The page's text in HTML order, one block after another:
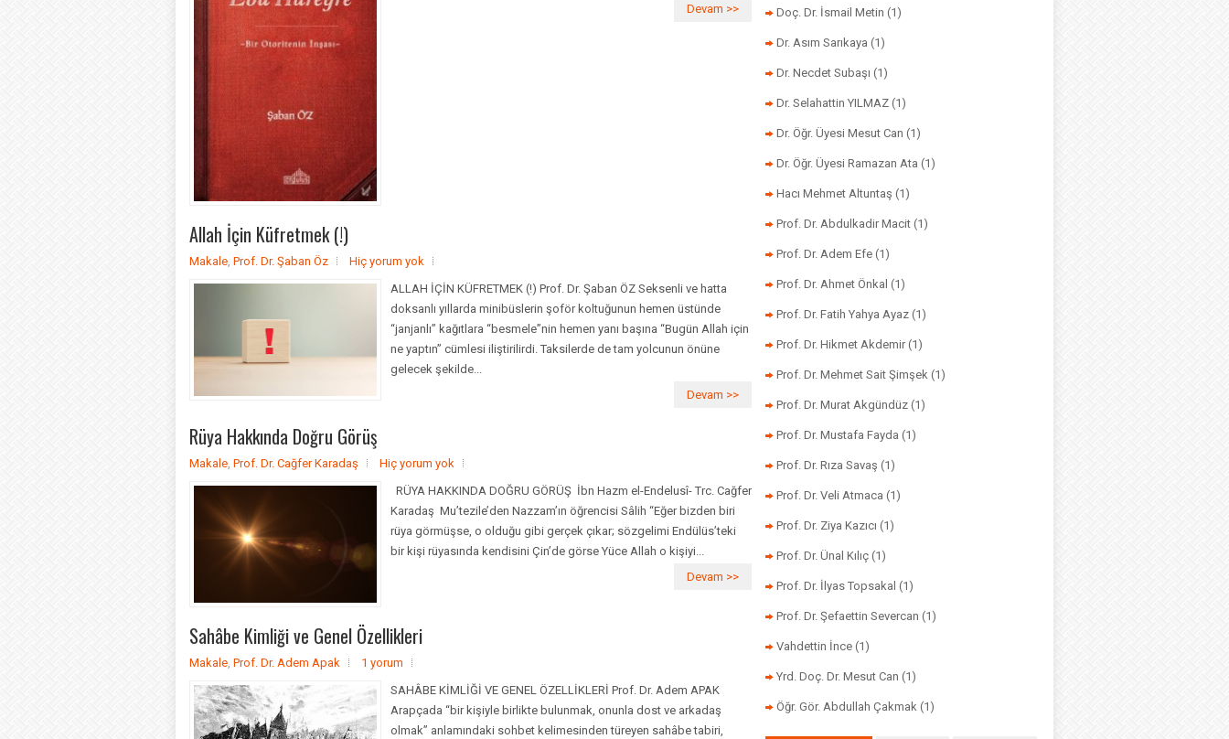
Devam >>
Allah İçin Küfretmek (!)
Makale, Prof. Dr. Şaban Öz
Hiç yorum yok
ALLAH İÇİN KÜFRETMEK (!) Prof. Dr. Şaban ÖZ Seksenli ve hatta
doksanlı yıllarda minibüslerin şoför koltuğunun hemen üstünde
“janjanlı” kağıtlara “besmele”nin hemen yanı başına “Bugün Allah için
ne yaptın” cümlesi iliştirilirdi. Taksilerde de tam yolcunun önüne
gelecek şekilde...
Devam >>
Rüya Hakkında Doğru Görüş
Makale, Prof. Dr. Cağfer Karadaş
Hiç yorum yok
RÜYA HAKKINDA DOĞRU GÖRÜŞ İbn Hazm el-Endelusî- Trc. Cağfer
Karadaş Mu’tezile’den Nazzam’ın öğrencisi Sâlih “Eğer bizden biri
rüya görmüşse, o olduğu gibi gerçek çıkar; sözgelimi Endülüs’teki
bir kişi rüyasında kendisini Çin’de görse Yüce Allah o kişiyi...
Devam >>
Sahâbe Kimliği ve Genel Özellikleri
Makale, Prof. Dr. Adem Apak
1 yorum
SAHÂBE KİMLİĞİ VE GENEL ÖZELLİKLERİ Prof. Dr. Adem APAK
Arapçada “bir kişiyle birlikte bulunmak, onunla dost ve arkadaş
olmak” anlamındaki sohbet kelimesinden türeyen sahâbe tabiri,
Doç. Dr. İsmail Metin (1)
Dr. Asım Sarıkaya (1)
Dr. Necdet Subaşı (1)
Dr. Selahattin YILMAZ (1)
Dr. Öğr. Üyesi Mesut Can (1)
Dr. Öğr. Üyesi Ramazan Ata (1)
Hacı Mehmet Altuntaş (1)
Prof. Dr. Abdulkadir Macit (1)
Prof. Dr. Adem Efe (1)
Prof. Dr. Ahmet Önkal (1)
Prof. Dr. Fatih Yahya Ayaz (1)
Prof. Dr. Hikmet Akdemir (1)
Prof. Dr. Mehmet Sait Şimşek (1)
Prof. Dr. Murat Akgündüz (1)
Prof. Dr. Mustafa Fayda (1)
Prof. Dr. Rıza Savaş (1)
Prof. Dr. Veli Atmaca (1)
Prof. Dr. Ziya Kazıcı (1)
Prof. Dr. Ünal Kılıç (1)
Prof. Dr. İlyas Topsakal (1)
Prof. Dr. Şefaettin Severcan (1)
Vahdettin İnce (1)
Yrd. Doç. Dr. Mesut Can (1)
Öğr. Gör. Abdullah Çakmak (1)